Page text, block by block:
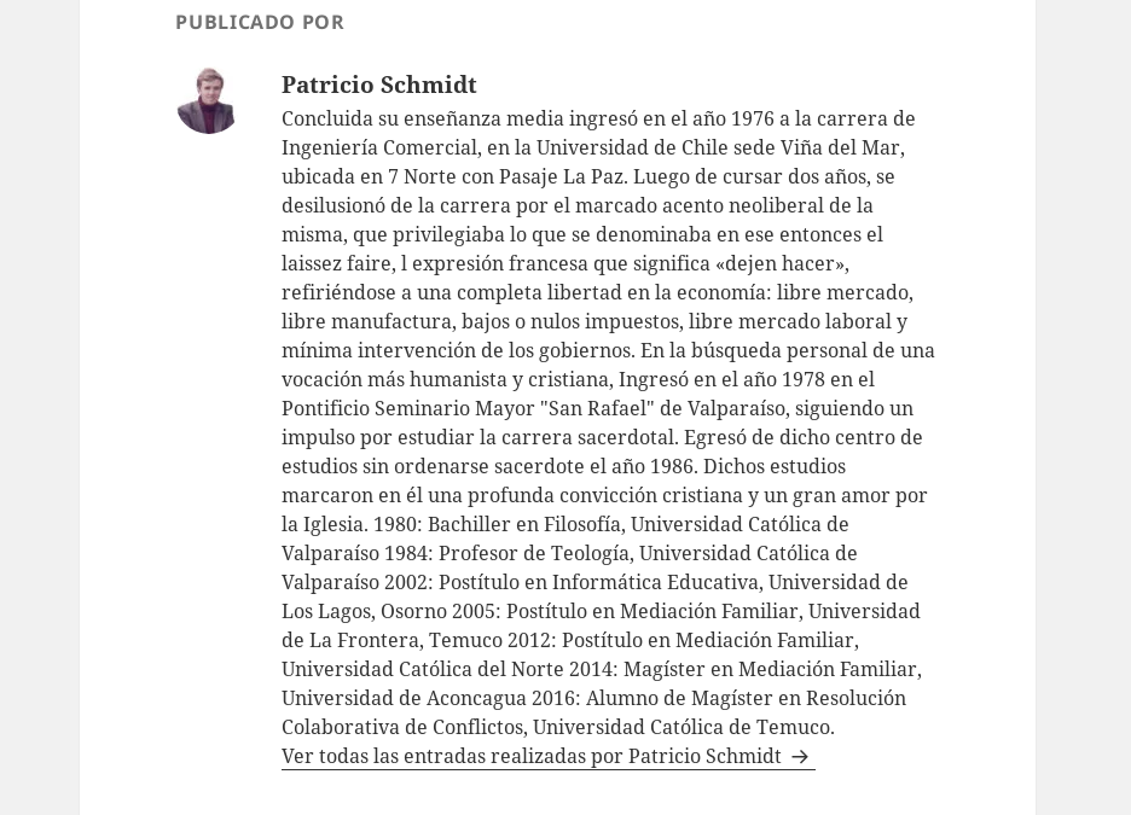
p
PUBLICADO POR
Patricio Schmidt
Concluida su enseñanza media ingresó en el año 1976 a la carrera de
Ingeniería Comercial, en la Universidad de Chile sede Viña del Mar,
ubicada en 7 Norte con Pasaje La Paz. Luego de cursar dos años, se
desilusionó de la carrera por el marcado acento neoliberal de la
misma, que privilegiaba lo que se denominaba en ese entonces el
laissez faire, l expresión francesa que significa «dejen hacer»,
refiriéndose a una completa libertad en la economía: libre mercado,
libre manufactura, bajos o nulos impuestos, libre mercado laboral y
mínima intervención de los gobiernos. En la búsqueda personal de una
vocación más humanista y cristiana, Ingresó en el año 1978 en el
Pontificio Seminario Mayor "San Rafael" de Valparaíso, siguiendo un
impulso por estudiar la carrera sacerdotal. Egresó de dicho centro de
estudios sin ordenarse sacerdote el año 1986. Dichos estudios
marcaron en él una profunda convicción cristiana y un gran amor por
la Iglesia. 1980: Bachiller en Filosofía, Universidad Católica de
Valparaíso 1984: Profesor de Teología, Universidad Católica de
Valparaíso 2002: Postítulo en Informática Educativa, Universidad de
Los Lagos, Osorno 2005: Postítulo en Mediación Familiar, Universidad
de La Frontera, Temuco 2012: Postítulo en Mediación Familiar,
Universidad Católica del Norte 2014: Magíster en Mediación Familiar,
Universidad de Aconcagua 2016: Alumno de Magíster en Resolución
Colaborativa de Conflictos, Universidad Católica de Temuco.
Ver todas las entradas realizadas por Patricio Schmidt